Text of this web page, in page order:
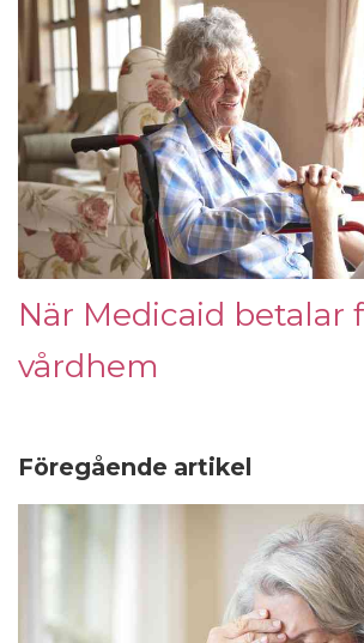
När Medicaid betalar
vårdhem
Föregående artikel